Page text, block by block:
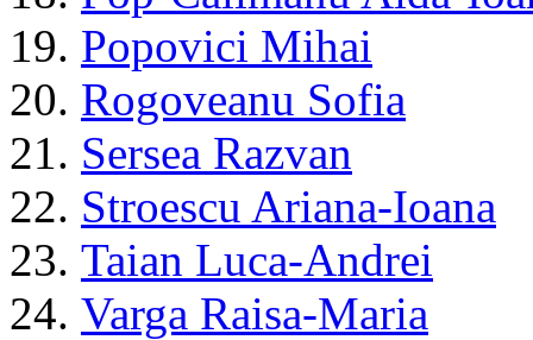
19. Popovici Mihai
20. Rogoveanu Sofia
21. Sersea Razvan
22. Stroescu Ariana-Ioana
23. Taian Luca-Andrei
24. Varga Raisa-Maria